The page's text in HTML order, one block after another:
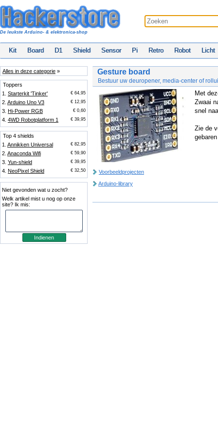
De leukste Arduino- & elektronica-shop
Kit Board D1 Shield Sensor Pi Retro Robot Licht
Alles in deze categorie »
Toppers
1. Starterkit 'Tinker' € 64,95
2. Arduino Uno V3 € 12,95
3. Hi-Power RGB € 0,60
4. 4WD Robotplatform 1 € 39,95
Top 4 shields
1. Annikken Universal € 82,95
2. Anaconda Wifi € 59,90
3. Yun-shield € 39,95
4. NeoPixel Shield € 32,50
Niet gevonden wat u zocht?
Welk artikel mist u nog op onze
site? Ik mis:
Gesture board
Bestuur uw deuropener, media-center of
Voorbeeldprojecten
Arduino-library
Met
Zwaai
snel
Zie de